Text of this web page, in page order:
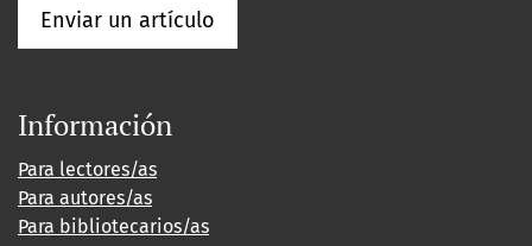
Enviar un artículo
Información
Para lectores/as
Para autores/as
Para bibliotecarios/as